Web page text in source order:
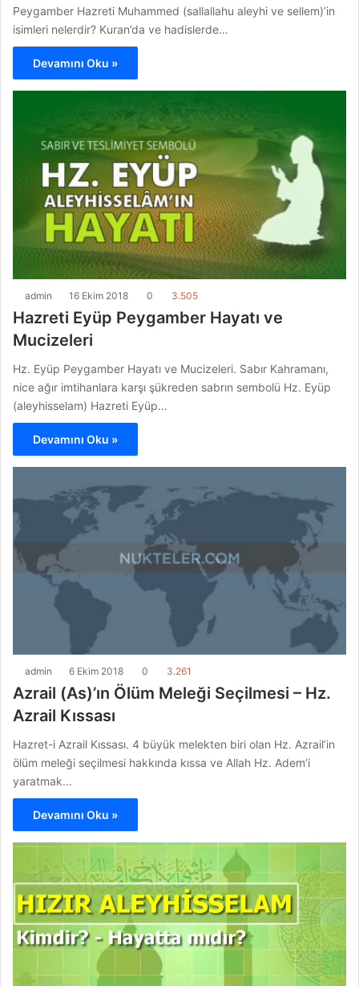
Peygamber Hazreti Muhammed (sallallahu aleyhi ve sellem)’in
isimleri nelerdir? Kuran’da ve hadislerde…
Devamını Oku »
admin 16 Ekim 2018 0 3.505
Hazreti Eyüp Peygamber Hayatı ve
Mucizeleri
Hz. Eyüp Peygamber Hayatı ve Mucizeleri. Sabır Kahramanı,
nice ağır imtihanlara karşı şükreden sabrın sembolü Hz. Eyüp
(aleyhisselam) Hazreti Eyüp…
Devamını Oku »
admin 6 Ekim 2018 0 3.261
Azrail (As)’ın Ölüm Meleği Seçilmesi – Hz.
Azrail Kıssası
Hazret-i Azrail Kıssası. 4 büyük melekten biri olan Hz. Azrail’in
ölüm meleği seçilmesi hakkında kıssa ve Allah Hz. Adem’i
yaratmak…
Devamını Oku »